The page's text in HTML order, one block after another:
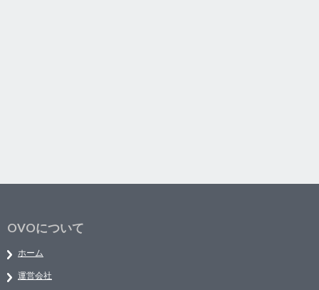
OVOについて
ホーム
運営会社